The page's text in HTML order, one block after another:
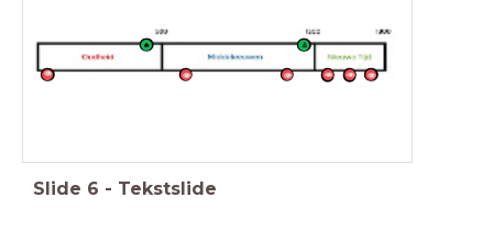
⚓️
🔥
Slide 6 - Tekstslide